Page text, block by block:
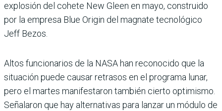
explosión del cohete New Gleen en mayo, construido
por la empresa Blue Origin del magnate tecnológico
Jeff Bezos.
Altos funcionarios de la NASA han reconocido que la
situación puede causar retrasos en el programa lunar,
pero el martes manifestaron también cierto optimismo.
Señalaron que hay alternativas para lanzar un módulo de